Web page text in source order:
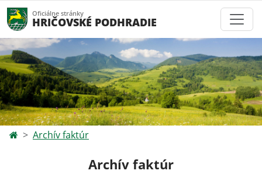
Oficiálne stránky
HRIČOVSKÉ PODHRADIE
Archív faktúr
Archív faktúr